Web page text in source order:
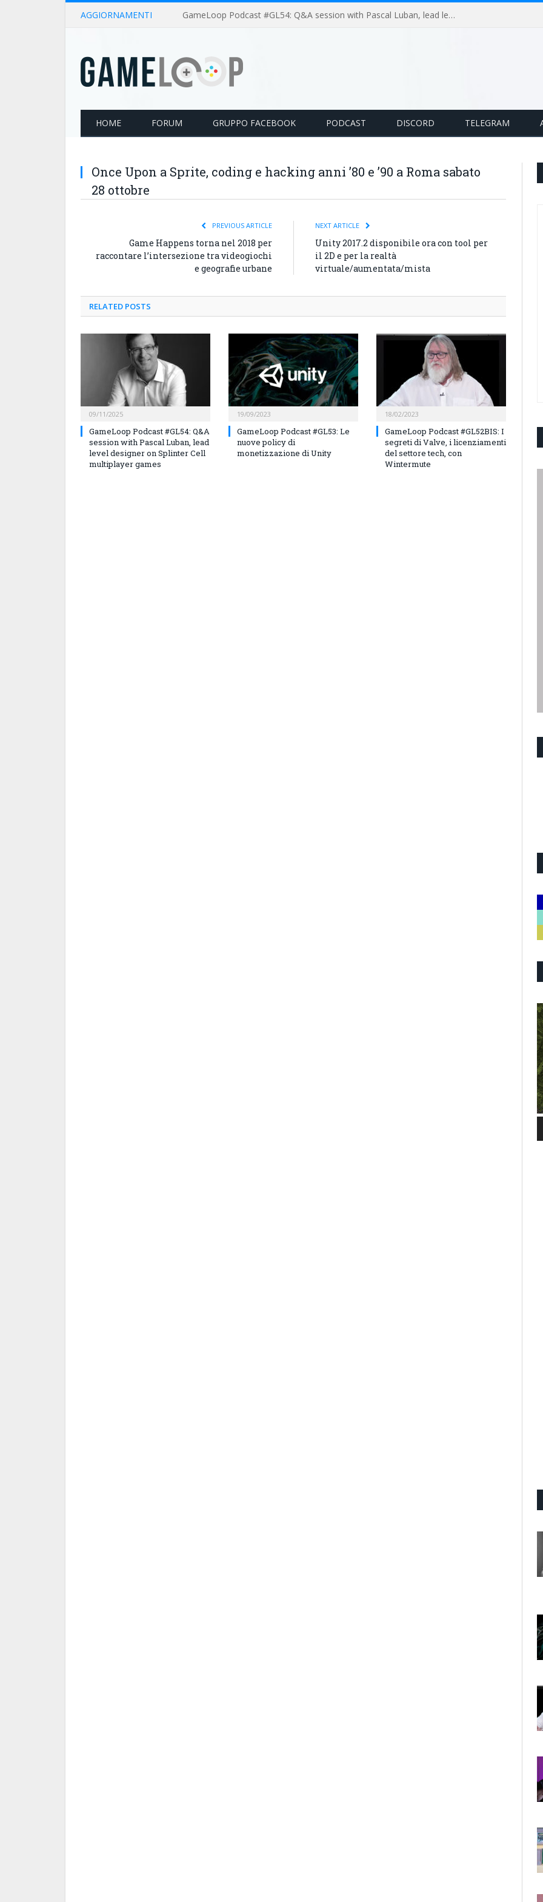
AGGIORNAMENTI GameLoop Podcast #GL54: Q&A session with Pascal Luban, lead level designer on Splinter Cell multiplayer games
HOME FORUM GRUPPO FACEBOOK PODCAST DISCORD TELEGRAM
Once Upon a Sprite, coding e hacking anni ’80 e ’90 a Roma sabato
28 ottobre
PREVIOUS ARTICLE
Game Happens torna nel 2018 per
raccontare l’intersezione tra videogiochi
e geografie urbane
NEXT ARTICLE
Unity 2017.2 disponibile ora con tool per
il 2D e per la realtà
virtuale/aumentata/mista
RELATED POSTS
09/11/2025
GameLoop Podcast #GL54: Q&A
session with Pascal Luban, lead
level designer on Splinter Cell
multiplayer games
19/09/2023
GameLoop Podcast #GL53: Le
nuove policy di
monetizzazione di Unity
18/02/2023
GameLoop Podcast #GL52BIS: I
segreti di Valve, i licenziamenti
del settore tech, con
Wintermute